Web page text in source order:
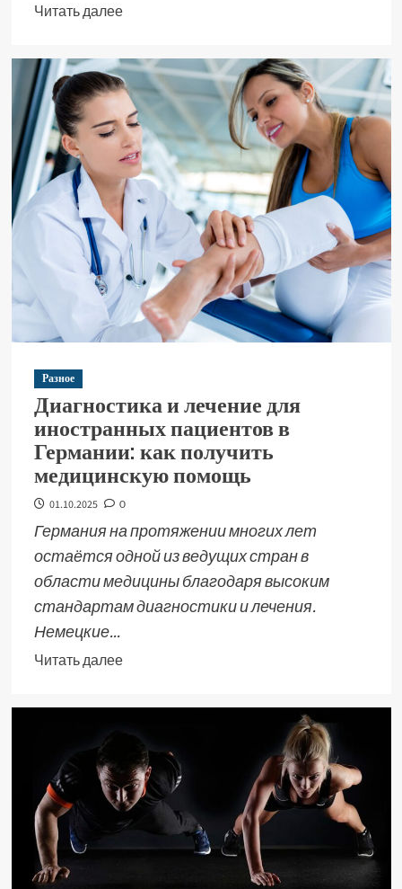
Читать далее
Разное
Диагностика и лечение для
иностранных пациентов в
Германии: как получить
медицинскую помощь
01.10.2025 0
Германия на протяжении многих лет
остаётся одной из ведущих стран в
области медицины благодаря высоким
стандартам диагностики и лечения.
Немецкие...
Читать далее